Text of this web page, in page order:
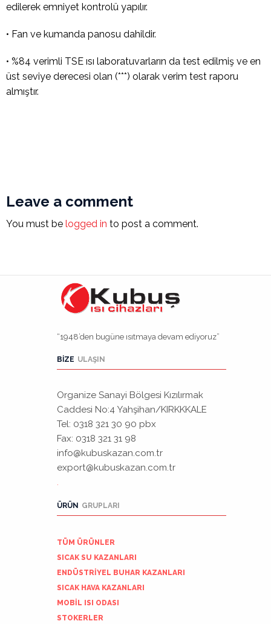
edilerek emniyet kontrolü yapılır.
• Fan ve kumanda panosu dahildir.
• %84 verimli TSE ısı laboratuvarların da test edilmiş ve en
üst seviye derecesi olan (***) olarak verim test raporu
almıştır.
Leave a comment
You must be logged in to post a comment.
“1948’den bugüne ısıtmaya devam ediyoruz”
BIZE ULAŞIN
Organize Sanayi Bölgesi Kızılırmak
Caddesi No:4 Yahşihan/KIRKKKALE
Tel: 0318 321 30 90 pbx
Fax: 0318 321 31 98
info@kubuskazan.com.tr
export@kubuskazan.com.tr
ÜRÜN GRUPLARI
TÜM ÜRÜNLER
SICAK SU KAZANLARI
ENDÜSTRİYEL BUHAR KAZANLARI
SICAK HAVA KAZANLARI
MOBİL ISI ODASI
STOKERLER